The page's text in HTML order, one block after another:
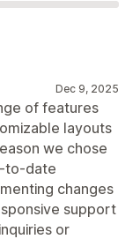
Dec 9, 2025
of features
layouts
we chose
to-date
changes
support
or